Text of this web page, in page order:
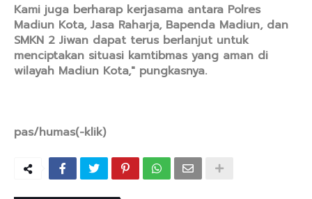
Kami juga berharap kerjasama antara Polres
Madiun Kota, Jasa Raharja, Bapenda Madiun, dan
SMKN 2 Jiwan dapat terus berlanjut untuk
menciptakan situasi kamtibmas yang aman di
wilayah Madiun Kota," pungkasnya.
pas/humas(-klik)